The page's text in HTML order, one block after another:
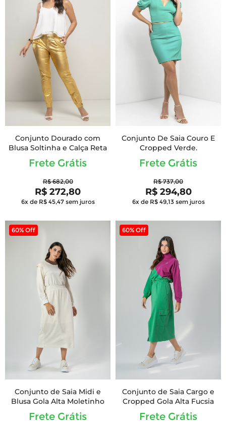
Conjunto Dourado com
Blusa Soltinha e Calça Reta
Frete Grátis
R$ 682,00
R$ 272,80
6x de R$ 45,47 sem juros
Conjunto De Saia Couro E
Cropped Verde.
Frete Grátis
R$ 737,00
R$ 294,80
6x de R$ 49,13 sem juros
60% Off
Conjunto de Saia Midi e
Blusa Gola Alta Moletinho
Frete Grátis
60% Off
Conjunto de Saia Cargo e
Cropped Gola Alta Fucsia
Frete Grátis